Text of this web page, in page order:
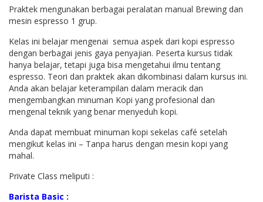
Praktek mengunakan berbagai peralatan manual Brewing dan
mesin espresso 1 grup.
Kelas ini belajar mengenai semua aspek dari kopi espresso
dengan berbagai jenis gaya penyajian. Peserta kursus tidak
hanya belajar, tetapi juga bisa mengetahui ilmu tentang
espresso. Teori dan praktek akan dikombinasi dalam kursus ini.
Anda akan belajar keterampilan dalam meracik dan
mengembangkan minuman Kopi yang profesional dan
mengenal teknik yang benar menyeduh kopi.
Anda dapat membuat minuman kopi sekelas café setelah
mengikut kelas ini – Tanpa harus dengan mesin kopi yang
mahal.
Private Class meliputi :
Barista Basic :